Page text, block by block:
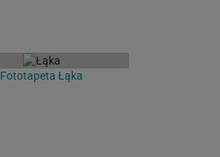
Fototapeta Łąka